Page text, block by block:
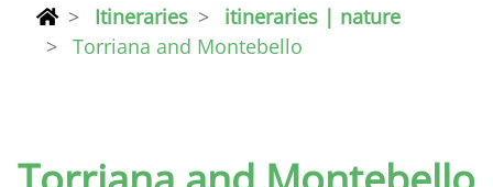
Itineraries
itineraries | nature
Torriana and Montebello